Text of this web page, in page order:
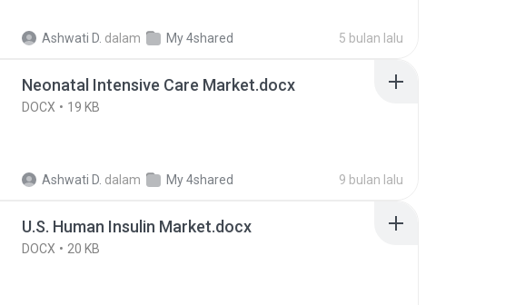
Ashwati D. dalam My 4shared 5 bulan lalu
Neonatal Intensive Care Market.docx
DOCX 19 KB
Ashwati D. dalam My 4shared 9 bulan lalu
U.S. Human Insulin Market.docx
DOCX 20 KB